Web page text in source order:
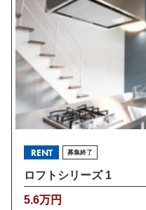
RENT 募集終了
ロフトシリーズ 1
5.6万円